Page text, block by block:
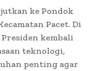
ke Pondok
Pacet. Di
kembali
teknologi,
penting agar